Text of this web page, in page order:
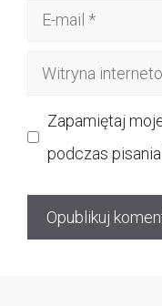
Witryna
Zapamiętaj
podczas